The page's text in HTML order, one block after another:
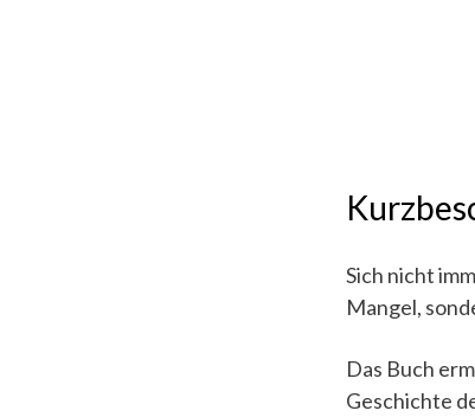
Sich nicht
Mangel,
Das Buch
Geschichte